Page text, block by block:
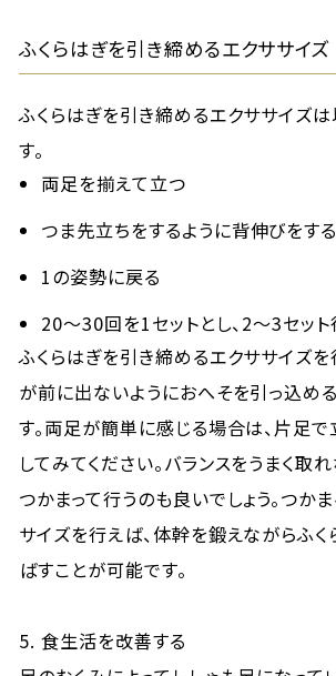
ふくらはぎを引き締めるエクササイズ
ふくらはぎを引き締めるエクササイズ
す。
両足を揃えて立つ
つま先立ちをするように背伸びをする
1の姿勢に戻る
20～30回を1セットとし、2～3セット
ふくらはぎを引き締めるエクササイズを
が前に出ないようにおへそを引っ込め
す。両足が簡単に感じる場合は、片足で
してみてください。バランスをうまく取
つかまって行うのも良いでしょう。つか
サイズを行えば、体幹を鍛えながらふ
ばすことが可能です。
5. 食生活を改善する